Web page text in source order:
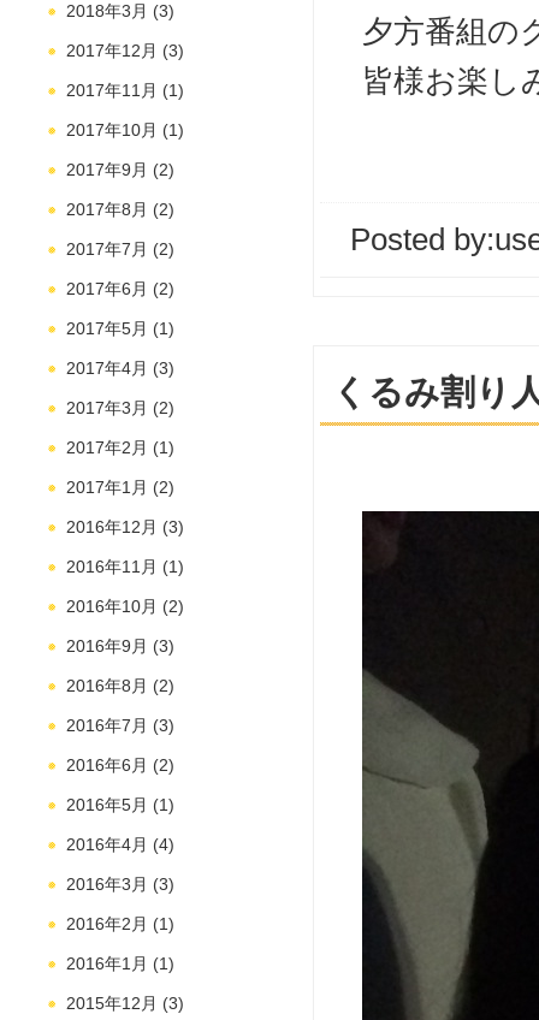
夕方番組の
皆様お楽
Posted by:
くるみ割り
2018年3月 (3)
2017年12月 (3)
2017年11月 (1)
2017年10月 (1)
2017年9月 (2)
2017年8月 (2)
2017年7月 (2)
2017年6月 (2)
2017年5月 (1)
2017年4月 (3)
2017年3月 (2)
2017年2月 (1)
2017年1月 (2)
2016年12月 (3)
2016年11月 (1)
2016年10月 (2)
2016年9月 (3)
2016年8月 (2)
2016年7月 (3)
2016年6月 (2)
2016年5月 (1)
2016年4月 (4)
2016年3月 (3)
2016年2月 (1)
2016年1月 (1)
2015年12月 (3)